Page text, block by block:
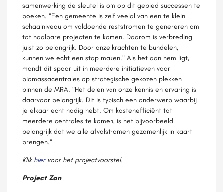
samenwerking de sleutel is om op dit gebied successen te
boeken. "Een gemeente is zelf veelal van een te klein
schaalniveau om voldoende reststromen te genereren om
tot haalbare projecten te komen. Daarom is verbreding
juist zo belangrijk. Door onze krachten te bundelen,
kunnen we echt een stap maken." Als het aan hem ligt,
mondt dit spoor uit in meerdere initiatieven voor
biomassacentrales op strategische gekozen plekken
binnen de MRA. "Het delen van onze kennis en ervaring is
daarvoor belangrijk. Dit is typisch een onderwerp waarbij
je elkaar echt nodig hebt. Om kostenefficiënt tot
meerdere centrales te komen, is het bijvoorbeeld
belangrijk dat we alle afvalstromen gezamenlijk in kaart
brengen."
Klik hiervoor het projectvoorstel.
Project Zon